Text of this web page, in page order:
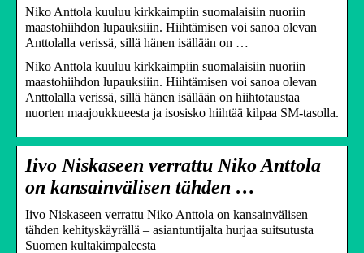
Niko Anttola kuuluu kirkkaimpiin suomalaisiin nuoriin
maastohiihdon lupauksiiin. Hiihtämisen voi sanoa olevan
Anttolalla verissä, sillä hänen isällään on …
Niko Anttola kuuluu kirkkaimpiin suomalaisiin nuoriin
maastohiihdon lupauksiiin. Hiihtämisen voi sanoa olevan
Anttolalla verissä, sillä hänen isällään on hiihtotaustaa
nuorten maajoukkueesta ja isosisko hiihtää kilpaa SM-tasolla.
Iivo Niskaseen verrattu Niko Anttola
on kansainvälisen tähden …
Iivo Niskaseen verrattu Niko Anttola on kansainvälisen
tähden kehityskäyrällä – asiantuntijalta hurjaa suitsutusta
Suomen kultakimpaleesta